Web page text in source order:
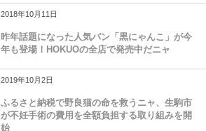
2018年10月11日
昨年話題になった人気パン「黒にゃんこ」が今
年も登場！HOKUOの全店で発売中だニャ
2019年10月2日
ふるさと納税で野良猫の命を救うニャ、生駒市
が不妊手術の費用を全額負担する取り組みを開
始